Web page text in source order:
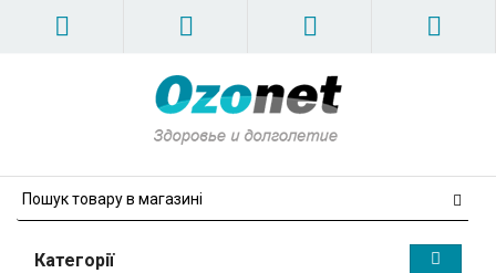
Категорії